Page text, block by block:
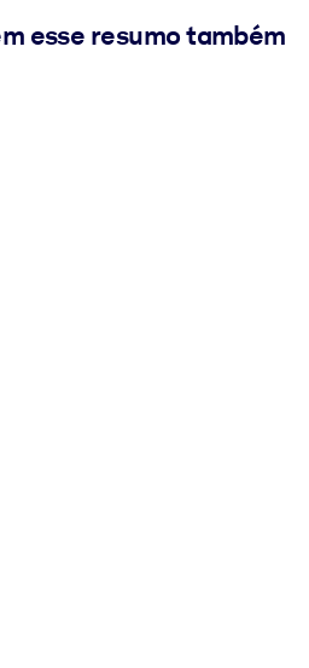
esse resumo também